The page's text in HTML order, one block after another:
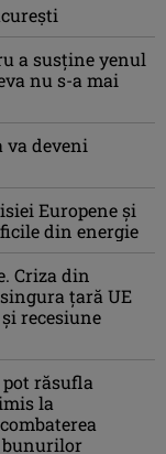
a susține yenul
nu s-a mai
va deveni
Europene și
din energie
Criza din
țară UE
recesiune
răsufla
la